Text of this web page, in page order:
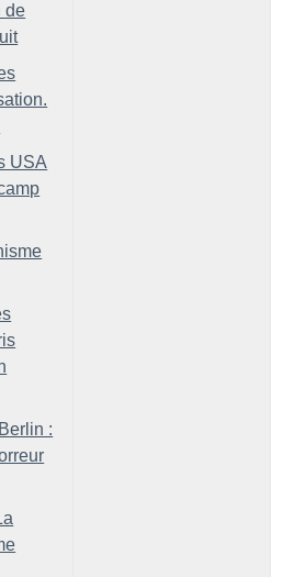
de
USA
: